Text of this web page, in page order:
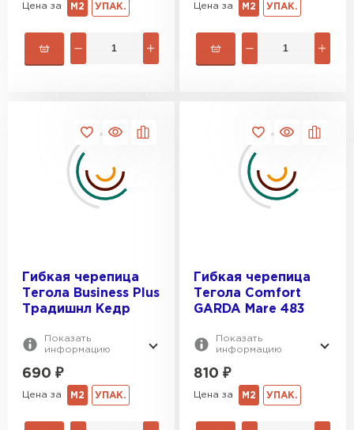
Цена за М2 УПАК. Цена за М2 УПАК.
Гибкая черепица
Тегола Business Plus
Традишнл Кедр
Показать
информацию
690 ₽
Цена за М2 УПАК.
Гибкая черепица
Тегола Comfort
GARDA Mare 483
Показать
информацию
810 ₽
Цена за М2 УПАК.
Шифер
ПЕРЕЙТИ